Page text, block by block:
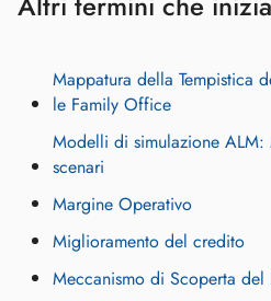
Mappatura della Tempistica
le Family Office
Modelli di simulazione ALM:
scenari
Margine Operativo
Miglioramento del credito
Meccanismo di Scoperta del